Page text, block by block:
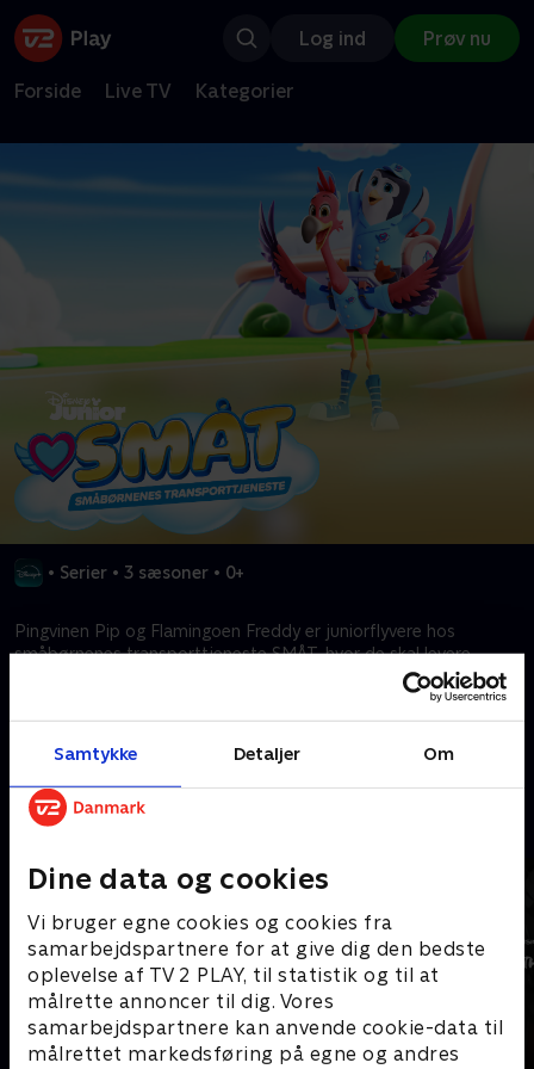
Samtykke Detaljer Om
Dine data og cookies
Vi bruger egne cookies og cookies fra
samarbejdspartnere for at give dig den bedste
oplevelse af TV 2 PLAY, til statistik og til at
målrette annoncer til dig. Vores
samarbejdspartnere kan anvende cookie-data til
målrettet markedsføring på egne og andres
Log ind Prøv nu
Forside Live TV Kategorier
• Serier • 3 sæsoner • 0+
Pingvinen Pip og Flamingoen Freddy er juniorflyvere hos
småbørnenes transporttjeneste SMÅT, hvor de skal levere
Kræver tilkøb
Mere indhold fra Disney+